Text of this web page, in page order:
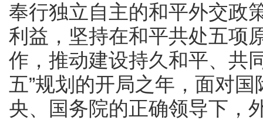
奉行独立自主的和平外交政
利益，坚持在和平共处五项
作，推动建设持久和平、共
五”规划的开局之年，面对
央、国务院的正确领导下，